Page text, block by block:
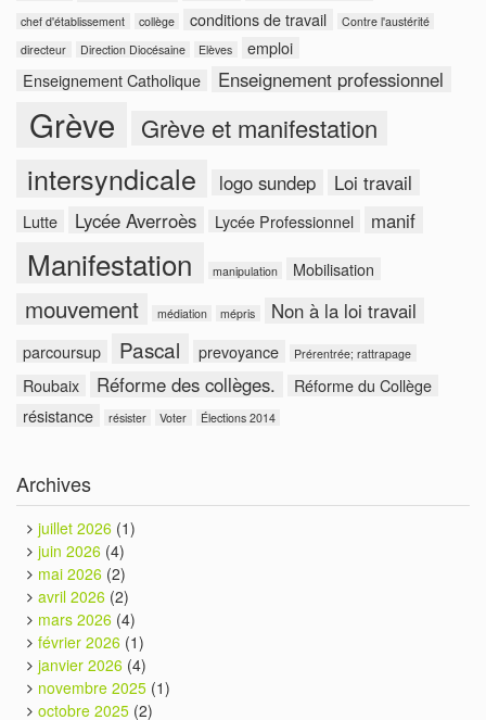
chef d'établissement
collège conditions de travail
Contre l'austérité
directeur
Direction Diocésaine Elèves
emploi
Enseignement Catholique
Enseignement professionnel
Grève Grève et manifestation
intersyndicale logo sundep Loi travail
Lutte Lycée Averroès Lycée Professionnel manif
Manifestation manipulation Mobilisation
mouvement médiation mépris Non à la loi travail
parcoursup Pascal prevoyance Prérentrée; rattrapage
Roubaix Réforme des collèges.
Réforme du Collège
résistance
résister Voter Élections 2014
Archives
juillet 2026 (1)
juin 2026 (4)
mai 2026 (2)
avril 2026 (2)
mars 2026 (4)
février 2026 (1)
janvier 2026 (4)
novembre 2025 (1)
octobre 2025 (2)